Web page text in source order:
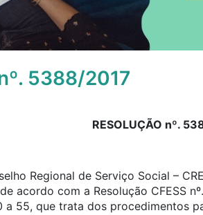
5388/2017
RESOLUÇÃO nº.
Regional de Serviço Social –
acordo com a Resolução CFESS
a 55, que trata dos procedimentos